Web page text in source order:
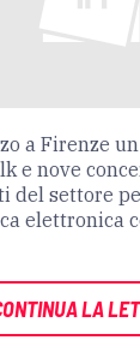
a Firenze
e nove
del settore
elettronica
LA